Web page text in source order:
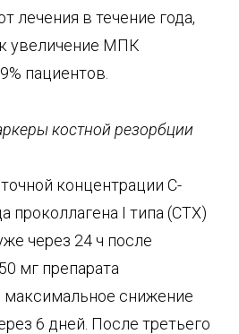
лечения в течение года,
увеличение МПК
пациентов.
костной резорбции
концентрации С-
проколлагена I типа (СТХ)
через 24 ч после
мг препарата
максимальное снижение
6 дней. После третьего